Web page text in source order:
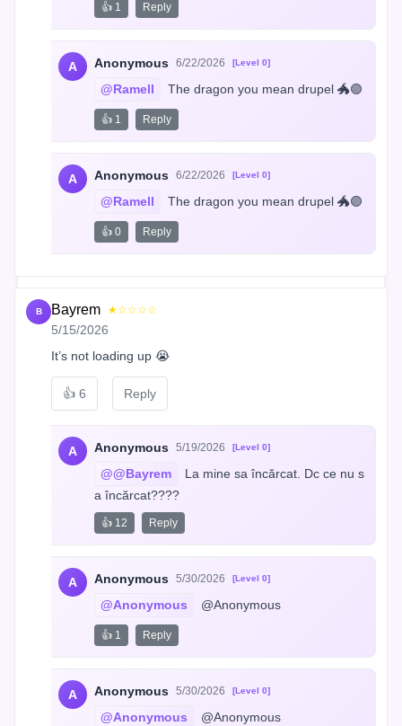
👍 1 Reply
A Anonymous 6/22/2026 [Level 0]
@Ramell The dragon you mean drupel 🐲🟣
👍 1 Reply
A Anonymous 6/22/2026 [Level 0]
@Ramell The dragon you mean drupel 🐲🟣
👍 0 Reply
B Bayrem ★☆☆☆☆
5/15/2026
It’s not loading up 😭
👍 6 Reply
A Anonymous 5/19/2026 [Level 0]
@@Bayrem
La mine sa încărcat. Dc ce nu s
a încărcat????
👍 12 Reply
A Anonymous 5/30/2026 [Level 0]
@Anonymous @Anonymous
👍 1 Reply
A Anonymous 5/30/2026 [Level 0]
@Anonymous @Anonymous